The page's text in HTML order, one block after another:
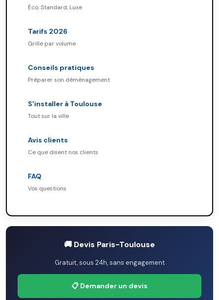
Éco, Standard, Luxe
Tarifs 2026
Grille par volume
Conseils pratiques
Préparer son déménagement
S'installer à Toulouse
Tout sur la ville
Avis clients
Ce que disent nos clients
FAQ
Vos questions
🚚 Devis Paris-Toulouse
Gratuit, sous 24h, sans engagement
📋 Demander un devis